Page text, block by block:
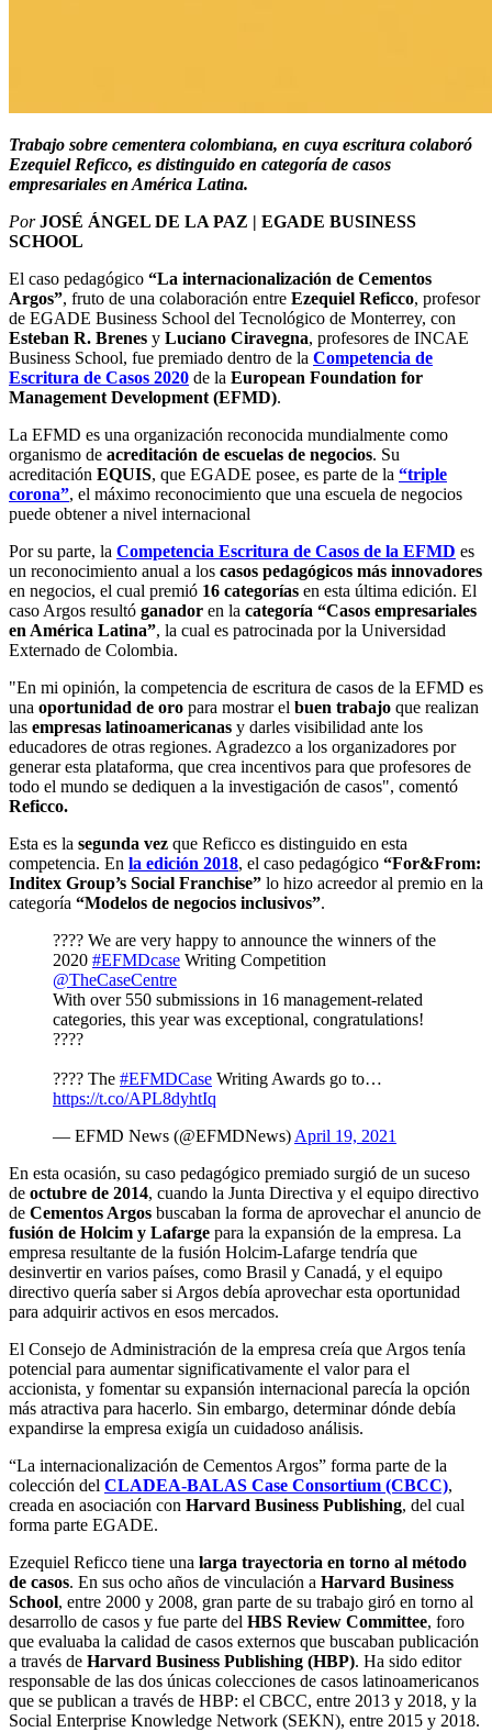
Trabajo sobre cementera colombiana, en cuya escritura colaboró
Ezequiel Reficco, es distinguido en categoría de casos
empresariales en América Latina.
Por JOSÉ ÁNGEL DE LA PAZ | EGADE BUSINESS
SCHOOL
El caso pedagógico “La internacionalización de Cementos
Argos”, fruto de una colaboración entre Ezequiel Reficco, profesor
de EGADE Business School del Tecnológico de Monterrey, con
Esteban R. Brenes y Luciano Ciravegna, profesores de INCAE
Business School, fue premiado dentro de la Competencia de
Escritura de Casos 2020 de la European Foundation for
Management Development (EFMD).
La EFMD es una organización reconocida mundialmente como
organismo de acreditación de escuelas de negocios. Su
acreditación EQUIS, que EGADE posee, es parte de la “triple
corona”, el máximo reconocimiento que una escuela de negocios
puede obtener a nivel internacional
Por su parte, la Competencia Escritura de Casos de la EFMD es
un reconocimiento anual a los casos pedagógicos más innovadores
en negocios, el cual premió 16 categorías en esta última edición. El
caso Argos resultó ganador en la categoría “Casos empresariales
en América Latina”, la cual es patrocinada por la Universidad
Externado de Colombia.
"En mi opinión, la competencia de escritura de casos de la EFMD es
una oportunidad de oro para mostrar el buen trabajo que realizan
las empresas latinoamericanas y darles visibilidad ante los
educadores de otras regiones. Agradezco a los organizadores por
generar esta plataforma, que crea incentivos para que profesores de
todo el mundo se dediquen a la investigación de casos", comentó
Reficco.
Esta es la segunda vez que Reficco es distinguido en esta
competencia. En la edición 2018, el caso pedagógico “For&From:
Inditex Group’s Social Franchise” lo hizo acreedor al premio en la
categoría “Modelos de negocios inclusivos”.
???? We are very happy to announce the winners of the
2020 #EFMDcase Writing Competition
@TheCaseCentre
With over 550 submissions in 16 management-related
categories, this year was exceptional, congratulations!
????
???? The #EFMDCase Writing Awards go to…
https://t.co/APL8dyhtIq
— EFMD News (@EFMDNews)April 19, 2021
En esta ocasión, su caso pedagógico premiado surgió de un suceso
de octubre de 2014, cuando la Junta Directiva y el equipo directivo
de Cementos Argos buscaban la forma de aprovechar el anuncio de
fusión de Holcim y Lafarge para la expansión de la empresa. La
empresa resultante de la fusión Holcim-Lafarge tendría que
desinvertir en varios países, como Brasil y Canadá, y el equipo
directivo quería saber si Argos debía aprovechar esta oportunidad
para adquirir activos en esos mercados.
El Consejo de Administración de la empresa creía que Argos tenía
potencial para aumentar significativamente el valor para el
accionista, y fomentar su expansión internacional parecía la opción
más atractiva para hacerlo. Sin embargo, determinar dónde debía
expandirse la empresa exigía un cuidadoso análisis.
“La internacionalización de Cementos Argos” forma parte de la
colección del CLADEA-BALAS Case Consortium (CBCC),
creada en asociación con Harvard Business Publishing, del cual
forma parte EGADE.
Ezequiel Reficco tiene una larga trayectoria en torno al método
de casos. En sus ocho años de vinculación a Harvard Business
School, entre 2000 y 2008, gran parte de su trabajo giró en torno al
desarrollo de casos y fue parte del HBS Review Committee, foro
que evaluaba la calidad de casos externos que buscaban publicación
a través de Harvard Business Publishing (HBP). Ha sido editor
responsable de las dos únicas colecciones de casos latinoamericanos
que se publican a través de HBP: el CBCC, entre 2013 y 2018, y la
Social Enterprise Knowledge Network (SEKN), entre 2015 y 2018.